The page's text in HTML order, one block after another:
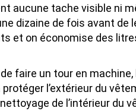
aucune tache visible ni
dizaine de fois avant de
et on économise des
faire un tour en
l’extérieur du
de l’intérieur du